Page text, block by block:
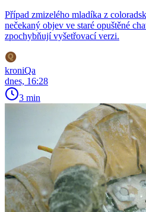
Případ zmizelého mladíka z
nečekaný objev ve staré opuštěné
zpochybňují vyšetřovací verzi.
kroniQa
dnes, 16:28
3 min